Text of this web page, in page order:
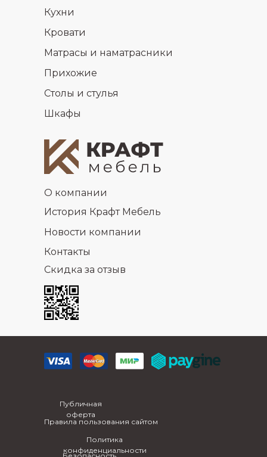
Кухни
Кровати
Матрасы и наматрасники
Прихожие
Столы и стулья
Шкафы
О компании
История Крафт Мебель
Новости компании
Контакты
Скидка за отзыв
Публичная
оферта
Правила пользования сайтом
Политика
конфиденциальности